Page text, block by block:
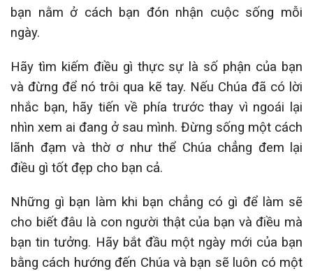
bạn nằm ở cách bạn đón nhận cuộc sống mỗi
ngày.
Hãy tìm kiếm điều gì thực sự là số phận của bạn
và đừng để nó trôi qua kẽ tay. Nếu Chúa đã có lời
nhắc bạn, hãy tiến về phía trước thay vì ngoái lại
nhìn xem ai đang ở sau mình. Đừng sống một cách
lãnh đạm và thờ ơ như thể Chúa chẳng đem lại
điều gì tốt đẹp cho bạn cả.
Những gì bạn làm khi bạn chẳng có gì để làm sẽ
cho biết đâu là con người thật của bạn và điều mà
bạn tin tưởng. Hãy bắt đầu một ngày mới của bạn
bằng cách hướng đến Chúa và bạn sẽ luôn có một